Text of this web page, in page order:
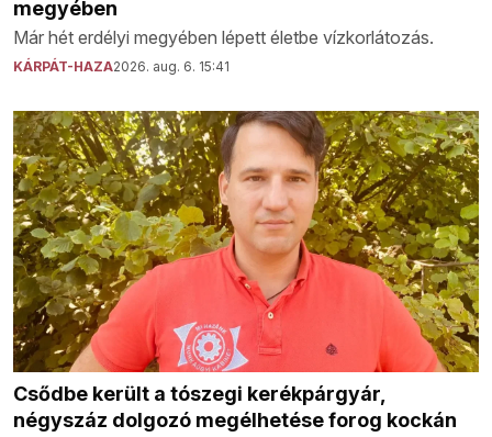
megyében
Már hét erdélyi megyében lépett életbe vízkorlátozás.
KÁRPÁT-HAZA2026. aug. 6. 15:41
Csődbe került a tószegi kerékpárgyár,
négyszáz dolgozó megélhetése forog kockán